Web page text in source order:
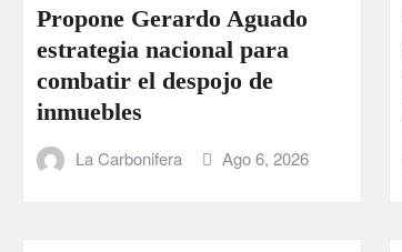
Propone Gerardo Aguado
estrategia nacional para
combatir el despojo de
inmuebles
La Carbonifera Ago 6, 2026